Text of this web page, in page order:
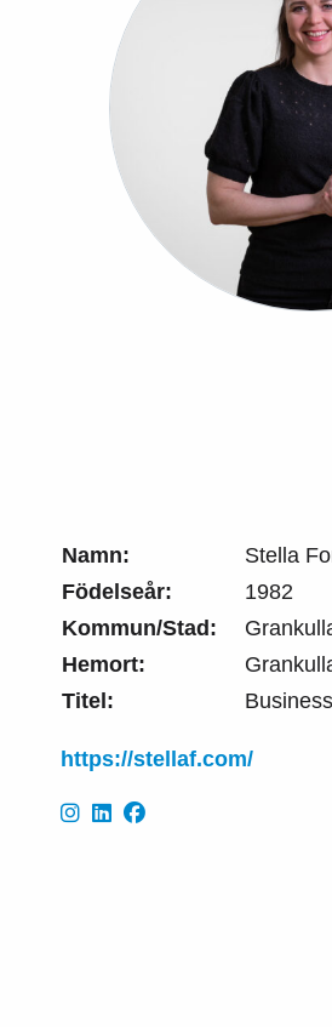
Namn:
Stella
Födelseår:
1982
Kommun/Stad:
Hemort:
Titel:
https://stellaf.com/